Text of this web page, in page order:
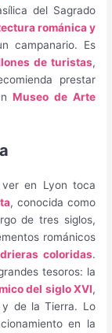
del Sagrado
románica y
campanario. Es
de turistas,
prestar
Museo de Arte
en Lyon toca
, conocida como
de tres siglos,
románicos
coloridas.
tesoros: la
del siglo XVI,
de la Tierra. Lo
en la